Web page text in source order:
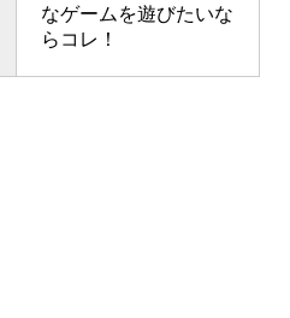
なゲームを遊びたいな
らコレ！